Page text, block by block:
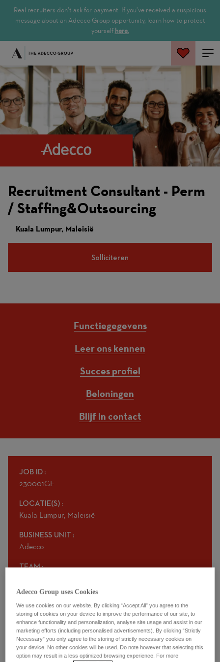
Real recruiters don’t ask for payment. If you’ve received a suspicious
message about an Adecco Group opportunity, learn how to protect
yourself here.
Zoeken
Recruitment Consultant - Perm
/ Staffing&Outsourcing
Kuala Lumpur, Maleisië
Solliciteren
Functiegegevens
Leer ons kennen
Succes profiel
Beloningen
Blijf in contact
JOB ID
230001GF
LOCATIE(S)
Kuala Lumpur, Maleisië
BUSINESS UNIT
Adecco
TEAM
The Opportunity
Adecco, the leading global workforce solutions provider,
is looking for a recruitment consultant
Adecco Group uses Cookies
We use cookies on our website. By clicking “Accept All” you agree to the
storing of cookies on your device to improve the performance of our site, to
enhance functionality and personalization, analyse site usage and assist in our
marketing efforts (including personalised advertisements). By clicking “Strictly
Necessary” you only agree to the storing of strictly necessary cookies on
your device. No other cookies will be used. Do note however that selecting this
option may result in a less optimized browsing experience. For more